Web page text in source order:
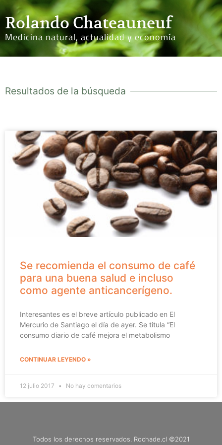
Rolando Chateauneuf
Medicina natural, actualidad y economía
Resultados de la búsqueda
Se recomienda el consumo de café
para una buena salud e incluso
como agente anticancerígeno.
Interesantes es el breve artículo publicado en El
Mercurio de Santiago el día de ayer. Se titula “El
consumo diario de café mejora el metabolismo
CONTINUAR LEYENDO »
12 julio 2017 No hay comentarios
Todos los derechos reservados. Rochade.cl ©2021